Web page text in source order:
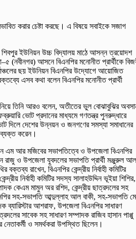
করার চেষ্টা করছে। এ বিষয়ে সবাইকে সজাগ
শিবপুর ইউনিয়ন উচ্চ বিদ্যালয় মাঠে আসন্ন ত্রয়োদশ
(নবীনগর) আসনে বিএনপির মনোনীত প্রার্থীকে
ছয় ইউনিয়ন বিএনপির উদ্যোগে আয়োজিত
এসব কথা বলেন বিএনপির মনোনীত প্রার্থী
তিনি আরও বলেন, অতীতের ভুল বোঝাবুঝির
ভোট প্রদানের মাধ্যমে গণতন্ত্র পুনরুদ্ধারে
দিলে দেশের উন্নয়ন ও জনগণের সমস্যা সমাধানের
করেন।
এম আর মজিবের সভাপতিত্বে ও উপজেলা বিএনপির
ও উপজেলা যুবদলের সভাপতি প্রার্থী মঞ্জুরুল
রাখেন, বিএনপির কেন্দ্রীয় নির্বাহী কমিটির
নির্বাহী কমিটির সদস্য সালাহউদ্দিন ভূইয়া শিশির,
কেএম মামুন অর রশিদ, কেন্দ্রীয় ছাত্রদলের সহ
সহ-সভাপতি আব্দুল্লাহ আল বাকী, সহ-সভাপতি
ব্যারিস্টার আশরাফ, উপজেলা বিএনপির সাধারণ
সাবেক সহ সাধারণ সম্পাদক রাজিব হাসান পাপ্পু
ও সমর্থকরা উপস্থিত ছিলেন।